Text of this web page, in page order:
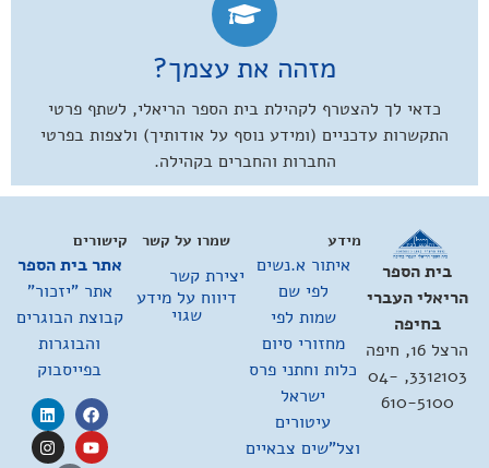
מזהה את עצמך?
כדאי לך להצטרף לקהילת בית הספר הריאלי, לשתף פרטי
התקשרות עדכניים (ומידע נוסף על אודותיך) ולצפות בפרטי
החברות והחברים בקהילה.
בית הספר
הריאלי העברי
בחיפה
הרצל 16, חיפה
3312103, 04-
610-5100
מידע
איתור א.נשים
לפי שם
שמות לפי
מחזורי סיום
כלות וחתני פרס
ישראל
עיטורים
וצל"שים צבאיים
קישורים
אתר בית הספר
אתר "יזכור"
קבוצת הבוגרים
והבוגרות
בפייסבוק
שמרו על קשר
יצירת קשר
דיווח על מידע
שגוי